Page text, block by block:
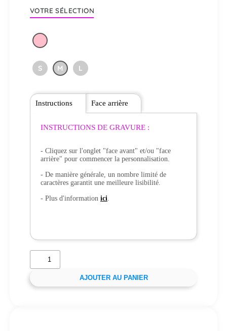
VOTRE SÉLECTION
S M L
Instructions
INSTRUCTIONS DE GRAVURE :
- Cliquez sur l'onglet "face avant" et/ou "face
arrière" pour commencer la personnalisation.
- De manière générale, un nombre limité de
caractères garantit une meilleure lisibilité.
- Plus d'information ici.
Face arrière
AJOUTER AU PANIER